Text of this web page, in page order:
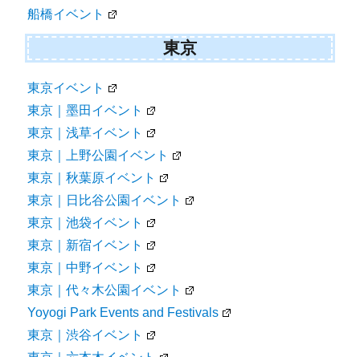
船橋イベント
東京
東京イベント
東京｜墨田イベント
東京｜浅草イベント
東京｜上野公園イベント
東京｜秋葉原イベント
東京｜日比谷公園イベント
東京｜池袋イベント
東京｜新宿イベント
東京｜中野イベント
東京｜代々木公園イベント
Yoyogi Park Events and Festivals
東京｜渋谷イベント